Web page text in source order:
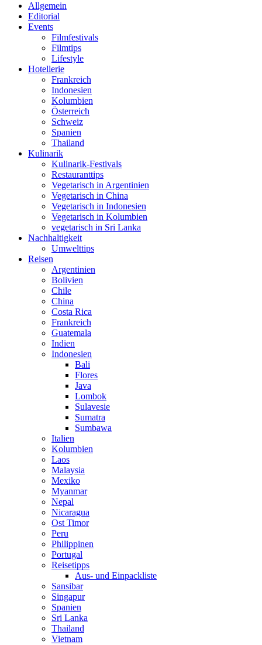
Allgemein
Editorial
Events
Filmfestivals
Filmtips
Lifestyle
Hotellerie
Frankreich
Indonesien
Kolumbien
Österreich
Schweiz
Spanien
Thailand
Kulinarik
Kulinarik-Festivals
Restauranttips
Vegetarisch in Argentinien
Vegetarisch in China
Vegetarisch in Indonesien
Vegetarisch in Kolumbien
vegetarisch in Sri Lanka
Nachhaltigkeit
Umwelttips
Reisen
Argentinien
Bolivien
Chile
China
Costa Rica
Frankreich
Guatemala
Indien
Indonesien
Bali
Flores
Java
Lombok
Sulavesie
Sumatra
Sumbawa
Italien
Kolumbien
Laos
Malaysia
Mexiko
Myanmar
Nepal
Nicaragua
Ost Timor
Peru
Philippinen
Portugal
Reisetipps
Aus- und Einpackliste
Sansibar
Singapur
Spanien
Sri Lanka
Thailand
Vietnam